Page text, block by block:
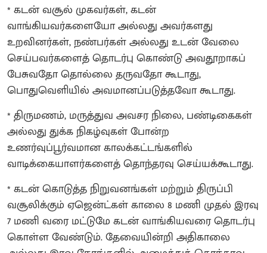
* கடன் வசூல் முகவர்கள், கடன்
வாங்கியவர்களையோ அல்லது அவர்களது
உறவினர்கள், நண்பர்கள் அல்லது உடன் வேலை
செய்பவர்களைத் தொடர்பு கொண்டு அவதூறாகப்
பேசுவதோ தொல்லை தருவதோ கூடாது,
பொதுவெளியில் அவமானப்படுத்தவோ கூடாது.
* திருமணம், மருத்துவ அவசர நிலை, பண்டிகைகள்
அல்லது துக்க நிகழ்வுகள் போன்ற
உணர்வுப்பூர்வமான காலக்கட்டங்களில்
வாடிக்கையாளர்களைத் தொந்தரவு செய்யக்கூடாது.
* கடன் கொடுத்த நிறுவனங்கள் மற்றும் திருப்பி
வசூலிக்கும் ஏஜென்ட்கள் காலை 8 மணி முதல் இரவு
7 மணி வரை மட்டுமே கடன் வாங்கியவரை தொடர்பு
கொள்ள வேண்டும். தேவையின்றி அதிகாலை